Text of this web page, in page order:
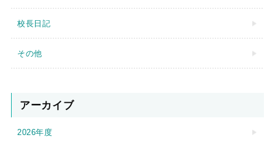
校長日記
その他
アーカイブ
2026年度